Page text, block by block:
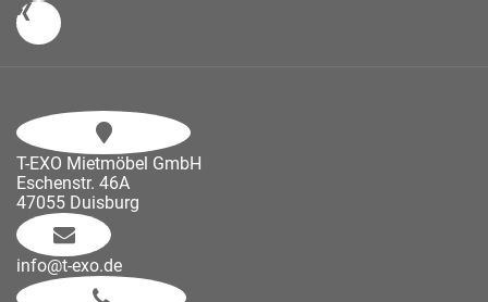
T-EXO Mietmöbel GmbH
Eschenstr. 46A
47055 Duisburg
info@t-exo.de